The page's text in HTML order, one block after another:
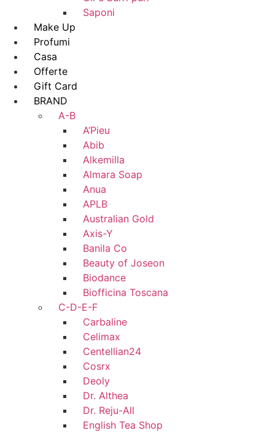
Saponi
Make Up
Profumi
Casa
Offerte
Gift Card
BRAND
A-B
A’Pieu
Abib
Alkemilla
Almara Soap
Anua
APLB
Australian Gold
Axis-Y
Banila Co
Beauty of Joseon
Biodance
Biofficina Toscana
C-D-E-F
Carbaline
Celimax
Centellian24
Cosrx
Deoly
Dr. Althea
Dr. Reju-All
English Tea Shop